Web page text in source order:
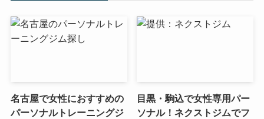
名古屋で女性におすすめの
パーソナルトレーニングジ
目黒・駒込で女性専用パー
ソナル！ネクストジムでフ